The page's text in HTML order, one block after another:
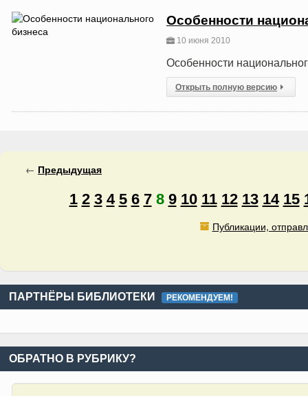
Особенности
10 июня 2010
Особенности
Открыть полную версию
← Предыдущая
1 2 3 4 5 6 7 8 9 10 11 12 13 14 15
Публикации,
ПАРТНЁРЫ БИБЛИОТЕКИ РЕКОМЕНДУЕМ!
ОБРАТНО В РУБРИКУ?